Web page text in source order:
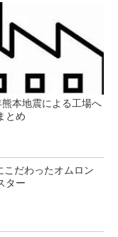
本地震による工場へ
とめ
だわったオムロン
ター